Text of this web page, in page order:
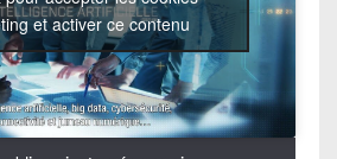
et activer ce contenu